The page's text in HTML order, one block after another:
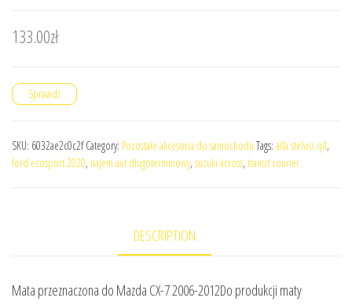
133.00zł
Sprawdź
SKU: 6032ae2c0c2f Category: Pozostałe akcesoria do samochodu Tags: alfa stelvio q4,
ford ecosport 2020, najem aut długoterminowy, suzuki across, transit courier
DESCRIPTION
Mata przeznaczona do Mazda CX-7 2006-2012Do produkcji maty